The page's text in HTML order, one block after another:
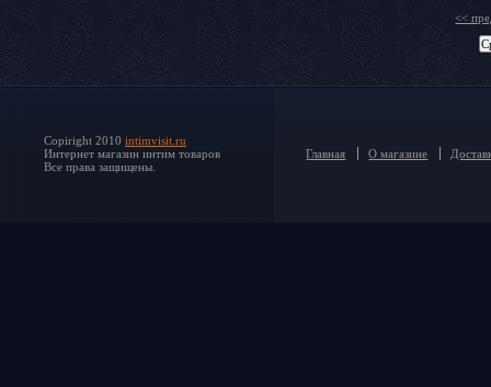
<<
Copiright 2010 intimvisit.ru
Интернет магазин интим товаров
Все права защищены.
Главная О магазине